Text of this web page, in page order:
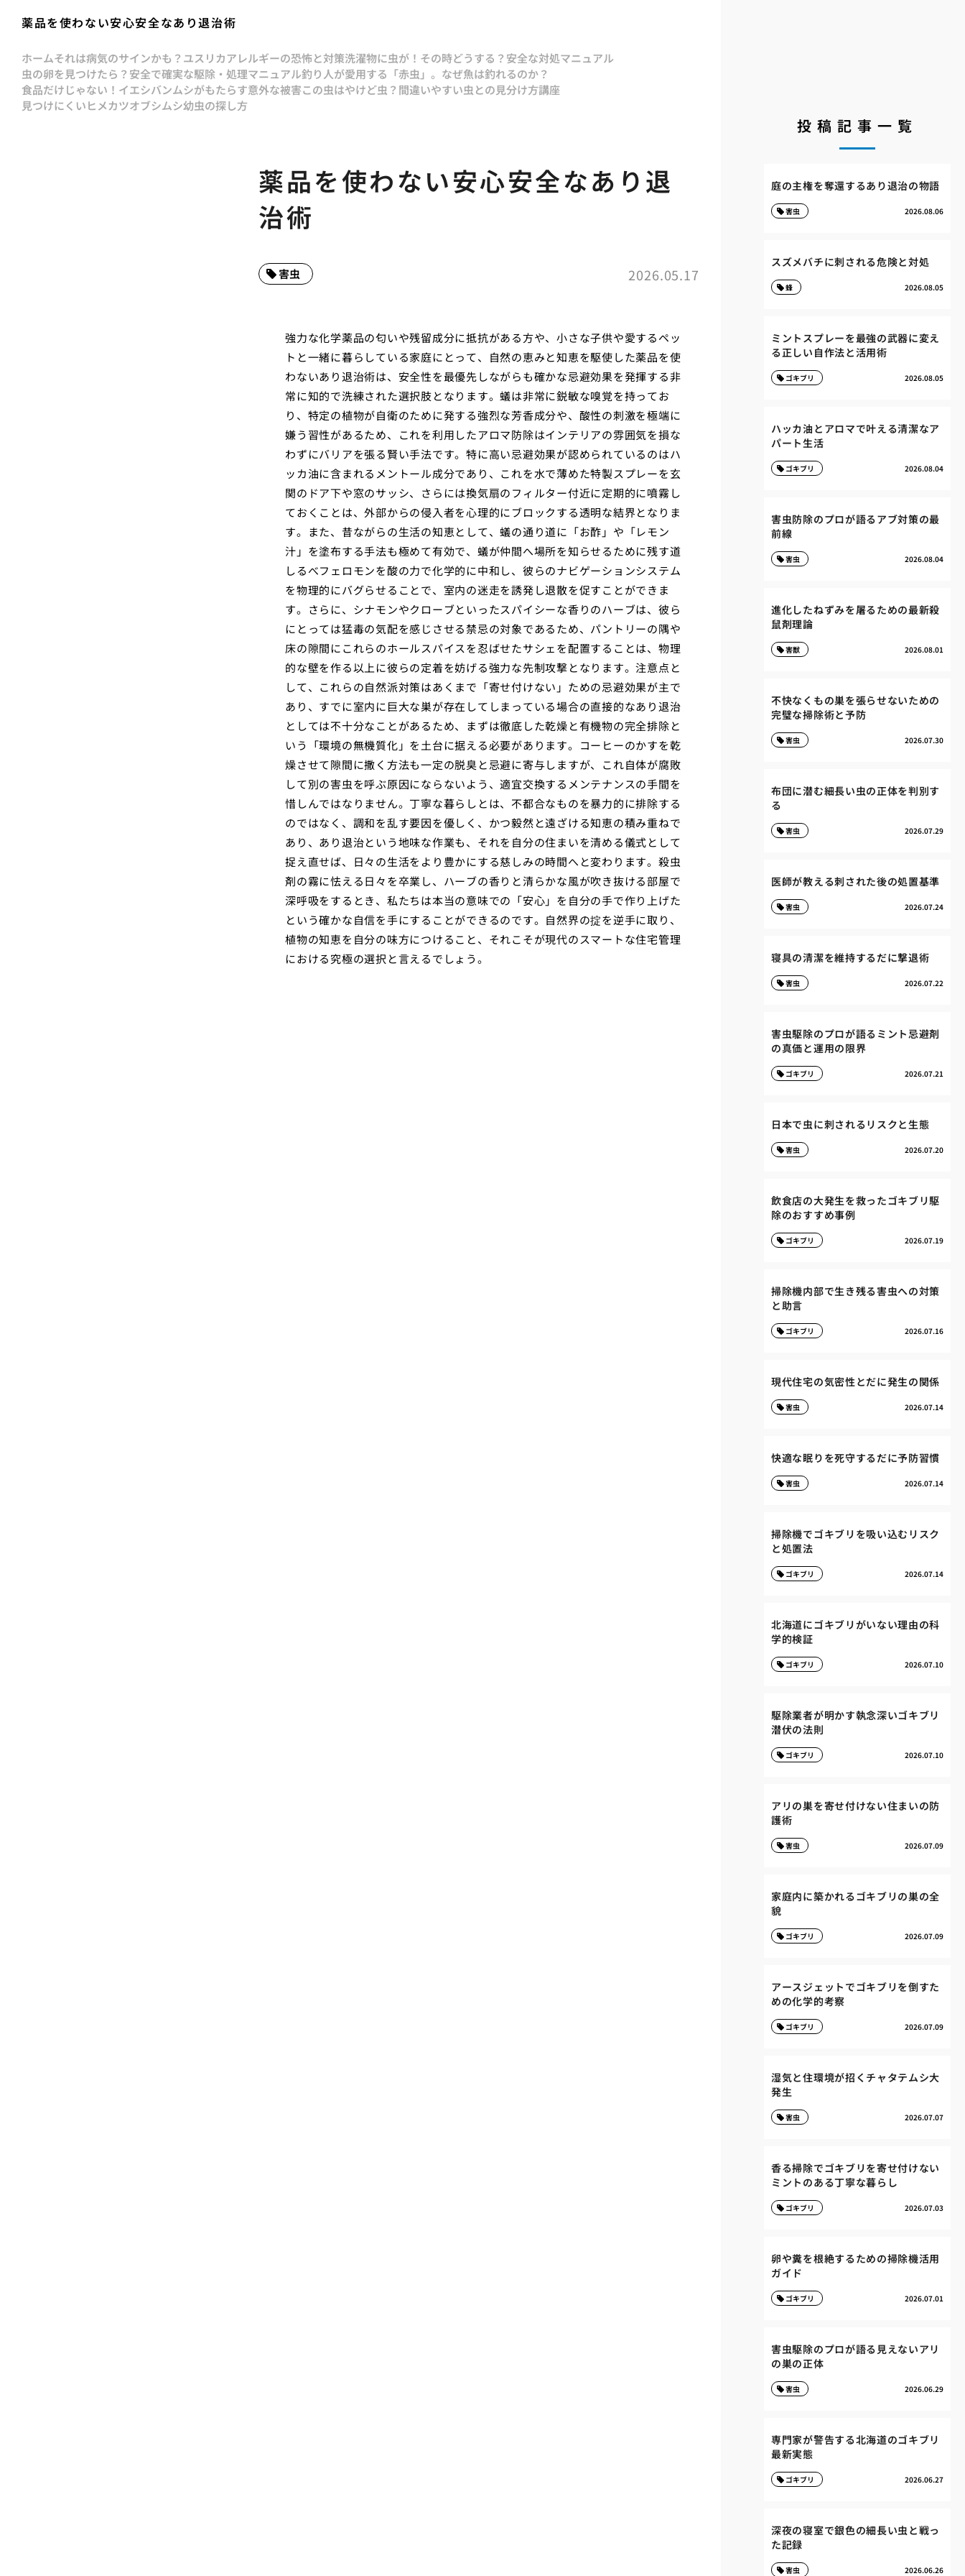
薬品を使わない安心安全なあり退治術
ホームそれは病気のサインかも？ユスリカアレルギーの恐怖と対策洗濯物に虫が！その時どうする？安全な対処マニュアル
虫の卵を見つけたら？安全で確実な駆除・処理マニュアル釣り人が愛用する「赤虫」。なぜ魚は釣れるのか？
食品だけじゃない！イエシバンムシがもたらす意外な被害この虫はやけど虫？間違いやすい虫との見分け方講座
見つけにくいヒメカツオブシムシ幼虫の探し方
薬品を使わない安心安全なあり退
治術
2026.05.17
害虫
強力な化学薬品の匂いや残留成分に抵抗がある方や、小さな子供や愛するペッ
トと一緒に暮らしている家庭にとって、自然の恵みと知恵を駆使した薬品を使
わないあり退治術は、安全性を最優先しながらも確かな忌避効果を発揮する非
常に知的で洗練された選択肢となります。蟻は非常に鋭敏な嗅覚を持ってお
り、特定の植物が自衛のために発する強烈な芳香成分や、酸性の刺激を極端に
嫌う習性があるため、これを利用したアロマ防除はインテリアの雰囲気を損な
わずにバリアを張る賢い手法です。特に高い忌避効果が認められているのはハ
ッカ油に含まれるメントール成分であり、これを水で薄めた特製スプレーを玄
関のドア下や窓のサッシ、さらには換気扇のフィルター付近に定期的に噴霧し
ておくことは、外部からの侵入者を心理的にブロックする透明な結界となりま
す。また、昔ながらの生活の知恵として、蟻の通り道に「お酢」や「レモン
汁」を塗布する手法も極めて有効で、蟻が仲間へ場所を知らせるために残す道
しるべフェロモンを酸の力で化学的に中和し、彼らのナビゲーションシステム
を物理的にバグらせることで、室内の迷走を誘発し退散を促すことができま
す。さらに、シナモンやクローブといったスパイシーな香りのハーブは、彼ら
にとっては猛毒の気配を感じさせる禁忌の対象であるため、パントリーの隅や
床の隙間にこれらのホールスパイスを忍ばせたサシェを配置することは、物理
的な壁を作る以上に彼らの定着を妨げる強力な先制攻撃となります。注意点と
して、これらの自然派対策はあくまで「寄せ付けない」ための忌避効果が主で
あり、すでに室内に巨大な巣が存在してしまっている場合の直接的なあり退治
としては不十分なことがあるため、まずは徹底した乾燥と有機物の完全排除と
いう「環境の無機質化」を土台に据える必要があります。コーヒーのかすを乾
燥させて隙間に撒く方法も一定の脱臭と忌避に寄与しますが、これ自体が腐敗
して別の害虫を呼ぶ原因にならないよう、適宜交換するメンテナンスの手間を
惜しんではなりません。丁寧な暮らしとは、不都合なものを暴力的に排除する
のではなく、調和を乱す要因を優しく、かつ毅然と遠ざける知恵の積み重ねで
あり、あり退治という地味な作業も、それを自分の住まいを清める儀式として
捉え直せば、日々の生活をより豊かにする慈しみの時間へと変わります。殺虫
剤の霧に怯える日々を卒業し、ハーブの香りと清らかな風が吹き抜ける部屋で
深呼吸をするとき、私たちは本当の意味での「安心」を自分の手で作り上げた
という確かな自信を手にすることができるのです。自然界の掟を逆手に取り、
植物の知恵を自分の味方につけること、それこそが現代のスマートな住宅管理
における究極の選択と言えるでしょう。
投稿記事一覧
庭の主権を奪還するあり退治の物語
2026.08.06
害虫
スズメバチに刺される危険と対処
2026.08.05
蜂
ミントスプレーを最強の武器に変え
る正しい自作法と活用術
2026.08.05
ゴキブリ
ハッカ油とアロマで叶える清潔なア
パート生活
2026.08.04
ゴキブリ
害虫防除のプロが語るアブ対策の最
前線
2026.08.04
害虫
進化したねずみを屠るための最新殺
鼠剤理論
2026.08.01
害獣
不快なくもの巣を張らせないための
完璧な掃除術と予防
2026.07.30
害虫
布団に潜む細長い虫の正体を判別す
る
2026.07.29
害虫
医師が教える刺された後の処置基準
2026.07.24
害虫
寝具の清潔を維持するだに撃退術
2026.07.22
害虫
害虫駆除のプロが語るミント忌避剤
の真価と運用の限界
2026.07.21
ゴキブリ
日本で虫に刺されるリスクと生態
2026.07.20
害虫
飲食店の大発生を救ったゴキブリ駆
除のおすすめ事例
2026.07.19
ゴキブリ
掃除機内部で生き残る害虫への対策
と助言
2026.07.16
ゴキブリ
現代住宅の気密性とだに発生の関係
2026.07.14
害虫
快適な眠りを死守するだに予防習慣
2026.07.14
害虫
掃除機でゴキブリを吸い込むリスク
と処置法
2026.07.14
ゴキブリ
北海道にゴキブリがいない理由の科
学的検証
2026.07.10
ゴキブリ
駆除業者が明かす執念深いゴキブリ
潜伏の法則
2026.07.10
ゴキブリ
アリの巣を寄せ付けない住まいの防
護術
2026.07.09
害虫
家庭内に築かれるゴキブリの巣の全
貌
2026.07.09
ゴキブリ
アースジェットでゴキブリを倒すた
めの化学的考察
2026.07.09
ゴキブリ
湿気と住環境が招くチャタテムシ大
発生
2026.07.07
害虫
香る掃除でゴキブリを寄せ付けない
ミントのある丁寧な暮らし
2026.07.03
ゴキブリ
卵や糞を根絶するための掃除機活用
ガイド
2026.07.01
ゴキブリ
害虫駆除のプロが語る見えないアリ
の巣の正体
2026.06.29
害虫
専門家が警告する北海道のゴキブリ
最新実態
2026.06.27
ゴキブリ
深夜の寝室で銀色の細長い虫と戦っ
た記録
2026.06.26
害虫